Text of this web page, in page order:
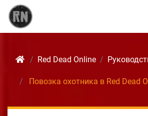
Red Dead Online
Повозка охотника в Red Dead